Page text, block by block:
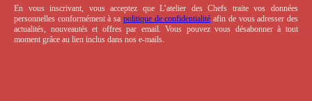
En vous inscrivant, vous acceptez que L’atelier des Chefs traite vos données
personnelles conformément à sa politique de confidentialité afin de vous adresser des
actualités, nouveautés et offres par email. Vous pouvez vous désabonner à tout
moment grâce au lien inclus dans nos e-mails.